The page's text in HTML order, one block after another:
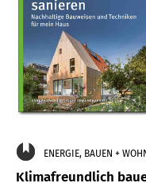
ENERGIE, BAUEN +
Klimafreundlich